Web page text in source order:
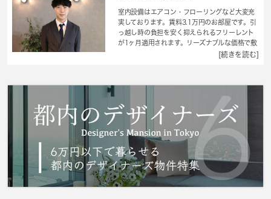
室内設備はエアコン・フローリングなど大変充
実しております。賃料3.1万円のお部屋です。引
っ越し時の負担を安く抑えられるフリーレント
が1ヶ月適用されます。リーズナブルな価格で敷
金不要という魅力的なアパートです。コートな
のことを想像しながら進めていくことが大事で
[続きを読む]